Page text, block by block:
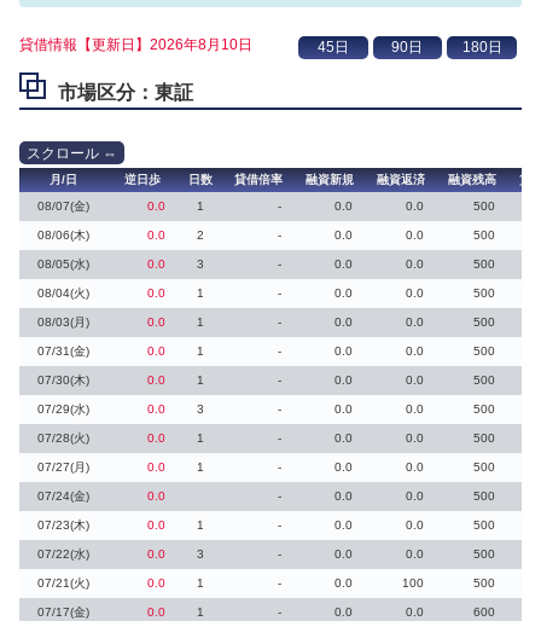
貸借情報【更新日】2026年8月10日
市場区分：東証
月/日 逆日歩 日数 貸借倍率 融資新規 融資返済 融資残高
貸
08/07(金)
0.0 1 - 0.0 0.0 500
08/06(木) 0.0 2 - 0.0 0.0 500
08/05(水) 0.0 3 - 0.0 0.0 500
08/04(火) 0.0 1 - 0.0 0.0 500
08/03(月) 0.0 1 - 0.0 0.0 500
07/31(金) 0.0 1 - 0.0 0.0 500
07/30(木) 0.0 1 - 0.0 0.0 500
07/29(水) 0.0 3 - 0.0 0.0 500
07/28(火) 0.0 1 - 0.0 0.0 500
07/27(月) 0.0 1 - 0.0 0.0 500
07/24(金) 0.0 - 0.0 0.0 500
07/23(木) 0.0 1 - 0.0 0.0 500
07/22(水) 0.0 3 - 0.0 0.0 500
07/21(火) 0.0 1 - 0.0 100 500
07/17(金) 0.0 1 - 0.0 0.0
600